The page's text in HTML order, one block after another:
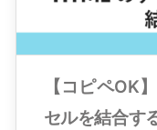
【コピペOK
セルを結合す